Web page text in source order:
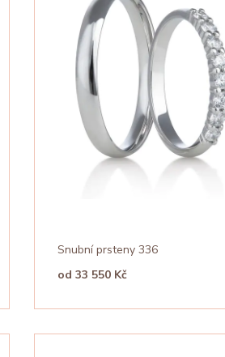
Snubní prsteny 336
od 33 550 Kč